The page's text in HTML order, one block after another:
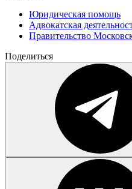
Юридическая помощь
Адвокатская
Правительство
Поделиться